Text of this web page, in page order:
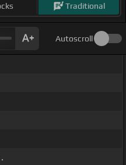
Traditional
Autoscroll